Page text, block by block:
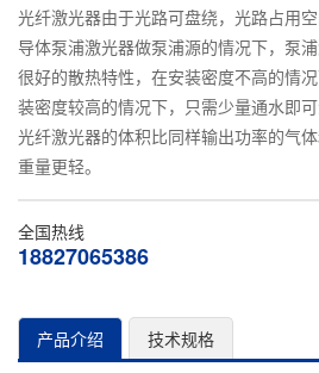
光纤激光器由于光路可盘绕，光路占用
导体泵浦激光器做泵浦源的情况下，泵
很好的散热特性，在安装密度不高的情
装密度较高的情况下，只需少量通水即
光纤激光器的体积比同样输出功率的气
重量更轻。
全国热线
18827065386
产品介绍 技术规格